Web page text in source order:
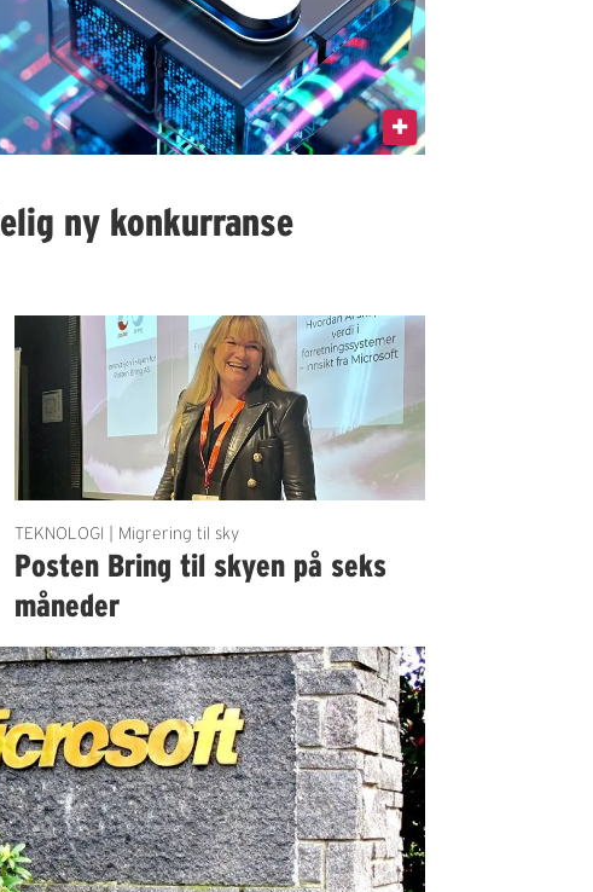
ny konkurranse
TEKNOLOGI | Migrering til sky
Posten Bring til skyen på seks
måneder